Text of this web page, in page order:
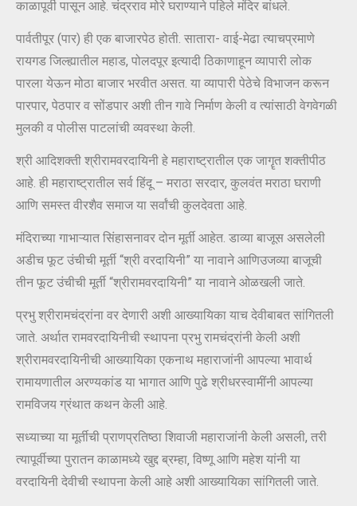
काळापूर्वी पासून आहे. चंद्रराव मोरे घराण्याने पहिले मंदिर बांधले.
पार्वतीपूर (पार) ही एक बाजारपेठ होती. सातारा- वाई-मेढा त्याचप्रमाणे
रायगड जिल्ह्यातील महाड, पोलदपूर इत्यादी ठिकाणाहून व्यापारी लोक
पारला येऊन मोठा बाजार भरवीत असत. या व्यापारी पेठेचे विभाजन करून
पारपार, पेठपार व सोंडपार अशी तीन गावे निर्माण केली व त्यांसाठी वेगवेगळी
मुलकी व पोलीस पाटलांची व्यवस्था केली.
श्री आदिशक्ती श्रीरामवरदायिनी हे महाराष्ट्रातील एक जागॄत शक्तीपीठ
आहे. ही महाराष्ट्रातील सर्व हिंदू – मराठा सरदार, कुलवंत मराठा घराणी
आणि समस्त वीरशैव समाज या सर्वांची कुलदेवता आहे.
मंदिराच्या गाभाऱ्यात सिंहासनावर दोन मूर्ती आहेत. डाव्या बाजूस असलेली
अडीच फूट उंचीची मूर्ती “श्री वरदायिनी” या नावाने आणिउजव्या बाजूची
तीन फूट उंचीची मूर्ती “श्रीरामवरदायिनी” या नावाने ओळखली जाते.
प्रभु श्रीरामचंद्रांना वर देणारी अशी आख्यायिका याच देवीबाबत सांगितली
जाते. अर्थात रामवरदायिनीची स्थापना प्रभु रामचंद्रांनी केली अशी
श्रीरामवरदायिनीची आख्यायिका एकनाथ महाराजांनी आपल्या भावार्थ
रामायणातील अरण्यकांड या भागात आणि पुढे श्रीधरस्वामींनी आपल्या
रामविजय ग्रंथात कथन केली आहे.
सध्याच्या या मूर्तीची प्राणप्रतिष्ठा शिवाजी महाराजांनी केली असली, तरी
त्यापूर्वीच्या पुरातन काळामध्ये खुद्द ब्रम्हा‚ विष्णू आणि महेश यांनी या
वरदायिनी देवीची स्थापना केली आहे अशी आख्यायिका सांगितली जाते.